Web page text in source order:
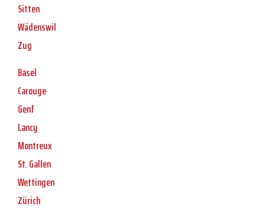
Sitten
Wädenswil
Zug
Basel
Carouge
Genf
Lancy
Montreux
St. Gallen
Wettingen
Zürich